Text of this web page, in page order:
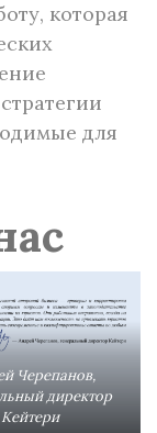
которая
для
Черепанов,
директор
Кейтери